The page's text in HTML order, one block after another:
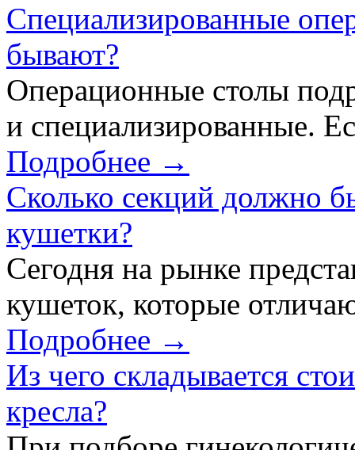
Специализированные
бывают?
Операционные столы
и специализированные.
Подробнее →
Сколько секций должно
кушетки?
Сегодня на рынке
кушеток, которые
Подробнее →
Из чего складывается
кресла?